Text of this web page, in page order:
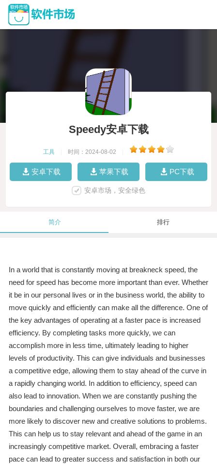
Speedy安卓下载
工具 时间：2024-08-02
安卓下载 苹果下载 PC下载
安卓市场，安全绿色
简介 排行
In a world that is constantly moving at breakneck speed, the
need for speed has become more important than ever. Whether
it be in our personal lives or in the business world, the ability to
move quickly and efficiently can make all the difference. One of
the key advantages of operating at a faster pace is increased
efficiency. By completing tasks more quickly, we can
accomplish more in less time, ultimately leading to higher
levels of productivity. This can give individuals and businesses
a competitive edge, allowing them to stay ahead of the curve in
a rapidly changing world. In addition to efficiency, speed can
also lead to innovation. When we are constantly pushing the
boundaries and challenging ourselves to move faster, we are
more likely to discover new and creative solutions to problems.
This can help us to stay relevant and ahead of the game in an
increasingly competitive market. Overall, embracing a faster
pace can lead to greater success and satisfaction in both our